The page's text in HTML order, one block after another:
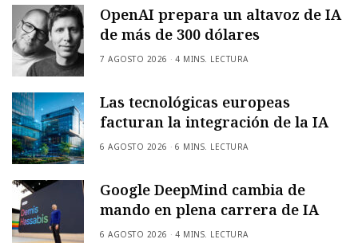
OpenAI prepara un altavoz de IA
de más de 300 dólares
7 AGOSTO 2026 4 MINS. LECTURA
Las tecnológicas europeas
facturan la integración de la IA
6 AGOSTO 2026 6 MINS. LECTURA
Google DeepMind cambia de
mando en plena carrera de IA
6 AGOSTO 2026 4 MINS. LECTURA